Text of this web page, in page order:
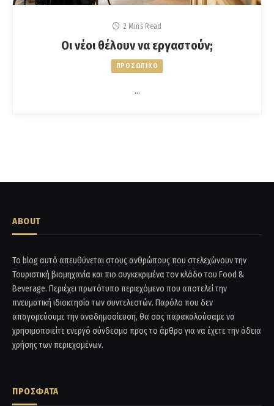
2 Mins Read
Οι νέοι θέλουν να εργαστούν;
ΠΡΟΣΩΠΙΚΟ
…
ABOUT
Το blog αυτό απευθύνεται στους ανθρώπους που στελεχώνουν την
Τουριστική βιομηχανία και πιο συγκεκριμένα τον κλάδο του Food &
Beverage. Περιέχει πρωτότυπο περιεχόμενο που αποτελεί την
πνευματική ιδιοκτησία των συντελεστών. Παρόλο που δεν
απαγορεύουμε την αναδημοσίευση, θα σας παρακαλούσαμε να
χρησιμοποιείτε ενεργό σύνδεσμο προς το άρθρο για να έχετε την άδεια
χρήσης των περιεχομένων.
ΠΡΟΣΦΑΤΑ